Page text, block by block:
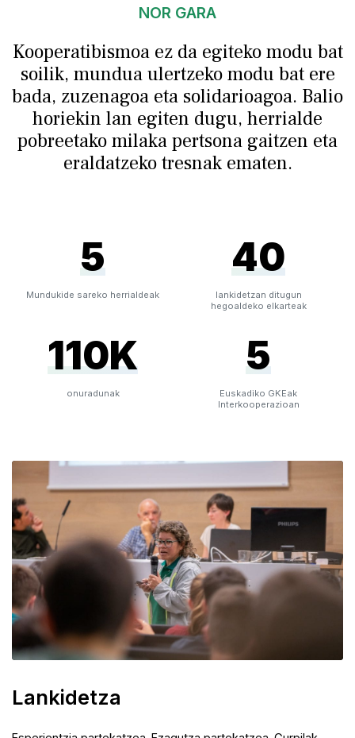
NOR GARA
Kooperatibismoa ez da egiteko modu bat
soilik, mundua ulertzeko modu bat ere
bada, zuzenagoa eta solidarioagoa. Balio
horiekin lan egiten dugu, herrialde
pobreetako milaka pertsona gaitzen eta
eraldatzeko tresnak ematen.
5
Mundukide sareko herrialdeak
40
lankidetzan ditugun
hegoaldeko elkarteak
110K
onuradunak
5
Euskadiko GKEak
Interkooperazioan
Lankidetza
6.